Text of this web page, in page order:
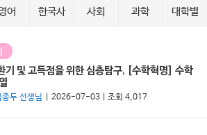
어 한국사 사회 과학 대학별
기 및 고득점을 위한 심층탐구, [수학혁명] 수학
두 선생님 | 2026-07-03 | 조회 4,017